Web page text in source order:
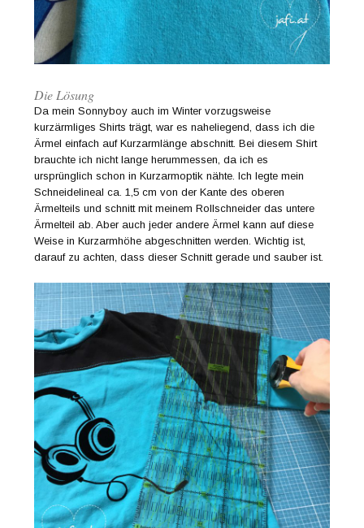
Die Lösung
Da mein Sonnyboy auch im Winter vorzugsweise
kurzärmliges Shirts trägt, war es naheliegend, dass ich die
Ärmel einfach auf Kurzarmlänge abschnitt. Bei diesem Shirt
brauchte ich nicht lange herummessen, da ich es
ursprünglich schon in Kurzarmoptik nähte. Ich legte mein
Schneidelineal ca. 1,5 cm von der Kante des oberen
Ärmelteils und schnitt mit meinem Rollschneider das untere
Ärmelteil ab. Aber auch jeder andere Ärmel kann auf diese
Weise in Kurzarmhöhe abgeschnitten werden. Wichtig ist,
darauf zu achten, dass dieser Schnitt gerade und sauber ist.